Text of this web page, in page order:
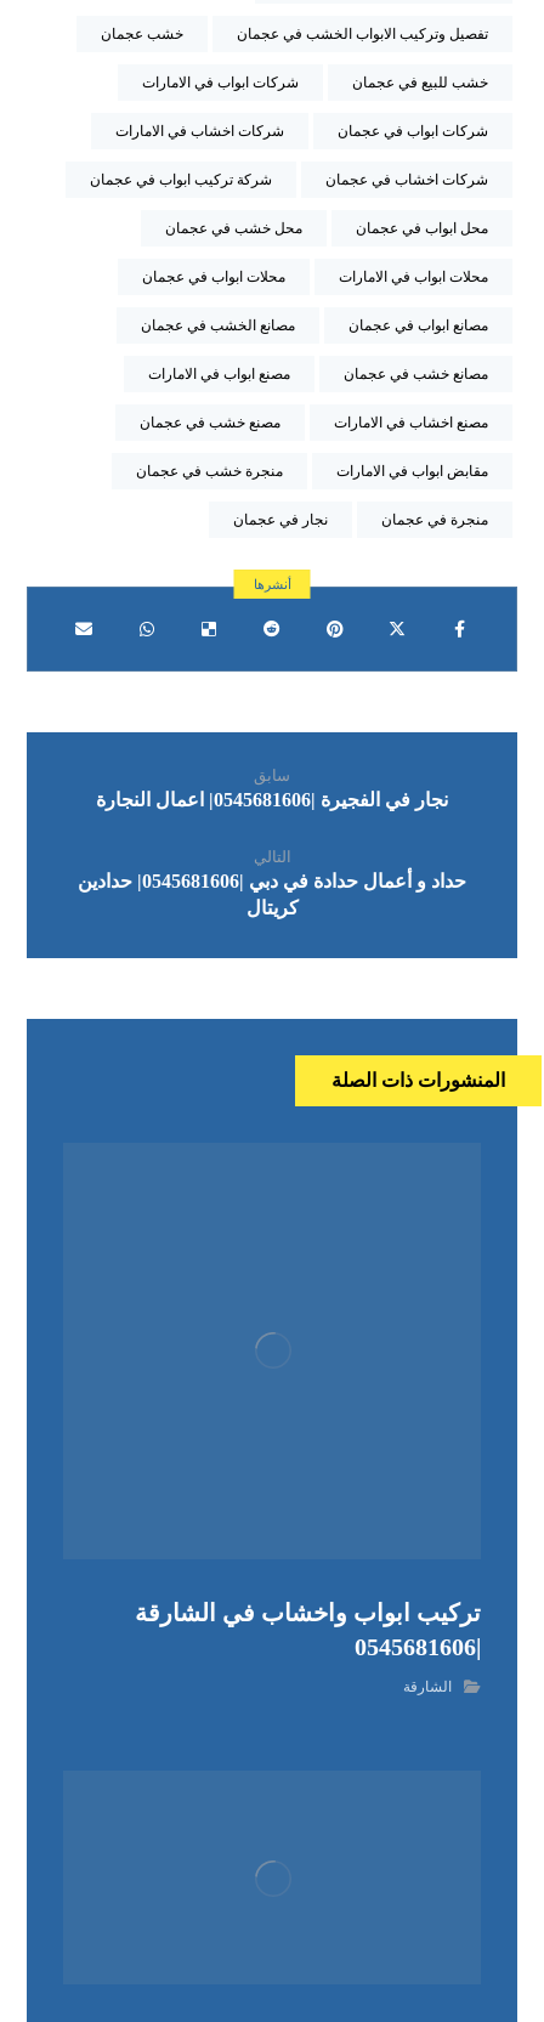
تفصيل وتركيب الابواب الخشب في عجمان خشب عجمان
خشب للبيع في عجمان شركات ابواب في الامارات
شركات ابواب في عجمان شركات اخشاب في الامارات
شركات اخشاب في عجمان شركة تركيب ابواب في عجمان
محل ابواب في عجمان محل خشب في عجمان
محلات ابواب في الامارات محلات ابواب في عجمان
مصانع ابواب في عجمان مصانع الخشب في عجمان
مصانع خشب في عجمان مصنع ابواب في الامارات
مصنع اخشاب في الامارات مصنع خشب في عجمان
مقابض ابواب في الامارات منجرة خشب في عجمان
منجرة في عجمان نجار في عجمان
سابق
نجار في الفجيرة |0545681606| اعمال النجارة
التالي
حداد و أعمال حدادة في دبي |0545681606| حدادين
كريتال
المنشورات ذات الصلة
تركيب ابواب واخشاب في الشارقة
|0545681606
الشارقة